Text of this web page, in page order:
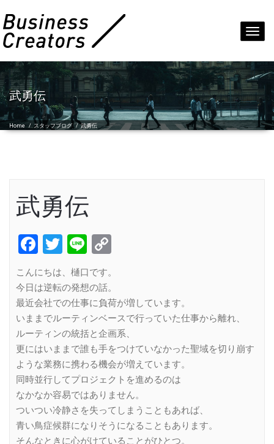
武勇伝
Home / スタッフブログ /武勇伝
武勇伝
Facebook
Twitter
Line
こんにちは、樋口です。
今日は逆転の発想の話。
最近会社での仕事に負荷が増しています。
いままでルーティンベースで行っていた仕事から離れ、
ルーティンの統括と企画系、
更にはいままで誰も手をつけていなかった聖域を切り崩す
ような業務に携わる機会が増えています。
同時並行してプロジェクトを進めるのは
なかなか容易ではありません。
ついつい冷静さを失ってしまうこともあれば、
青い鳥症候群になりそうになることもあります。
そんなときに心がけていることがひとつ。